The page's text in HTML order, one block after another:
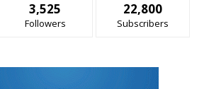
3,525
Followers
22,800
Subscribers